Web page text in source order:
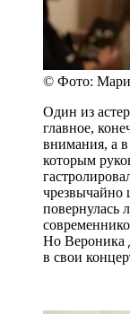
© Фото:
Один из
главное,
внимания, а в
которым
повернулась
Но Вероника
в свои